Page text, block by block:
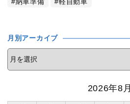
納車準備
軽自動車
月別アーカイブ
2026年8月